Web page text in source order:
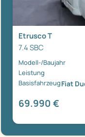
Etrusco T
7.4 SBC
Modell-/Baujahr
Leistung
BasisfahrzeugFiat
69.990 €